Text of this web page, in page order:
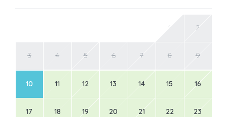
1 2
3 4 5 6 7 8 9
10 11 12 13 14 15 16
17 18 19 20 21 22 23